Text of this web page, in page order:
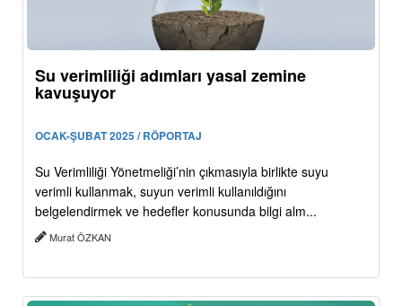
Su verimliliği adımları yasal zemine
kavuşuyor
OCAK-ŞUBAT 2025 / RÖPORTAJ
Su Verimliliği Yönetmeliği’nin çıkmasıyla birlikte suyu
verimli kullanmak, suyun verimli kullanıldığını
belgelendirmek ve hedefler konusunda bilgi alm...
Murat ÖZKAN